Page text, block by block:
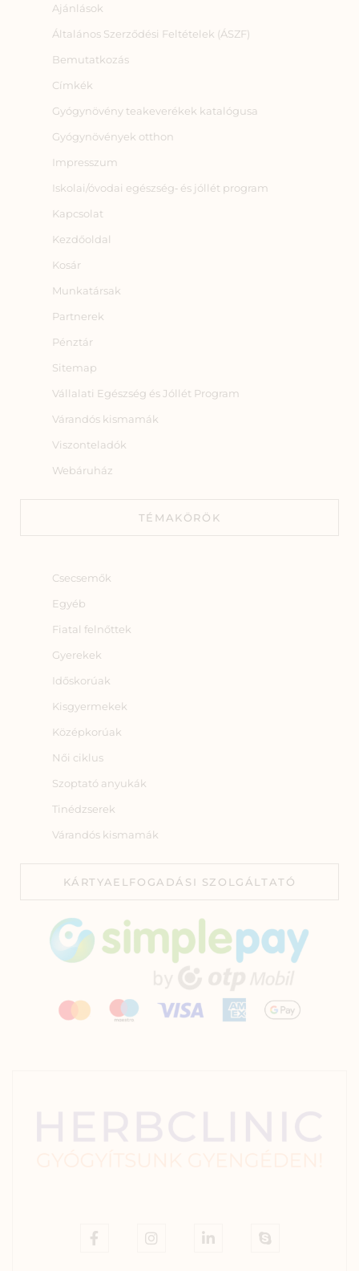
Ajánlások
Általános Szerződési Feltételek (ÁSZF)
Bemutatkozás
Címkék
Gyógynövény teakeverékek katalógusa
Gyógynövények otthon
Impresszum
Iskolai/óvodai egészség‑ és jóllét program
Kapcsolat
Kezdőoldal
Kosár
Munkatársak
Partnerek
Pénztár
Sitemap
Vállalati Egészség és Jóllét Program
Várandós kismamák
Viszonteladók
Webáruház
TÉMAKÖRÖK
Csecsemők
Egyéb
Fiatal felnőttek
Gyerekek
Időskorúak
Kisgyermekek
Középkorúak
Női ciklus
Szoptató anyukák
Tinédzserek
Várandós kismamák
KÁRTYAELFOGADÁSI SZOLGÁLTATÓ